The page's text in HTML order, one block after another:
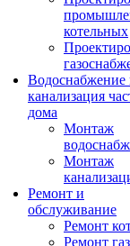
котельных
Водоснабжение
канализация
дома
Монтаж
Монтаж
Ремонт и
обслуживание
Ремонт
Ремонт